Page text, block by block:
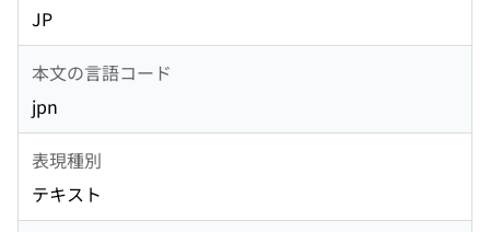
JP
本文の言語コード
jpn
表現種別
テキスト